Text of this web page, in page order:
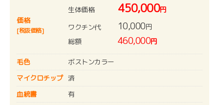
価格
[税抜価格]
生体価格 450,000円
ワクチン代
10,000円
総額
460,000円
毛色
ボストンカラー
マイクロチップ 済
血統書
有